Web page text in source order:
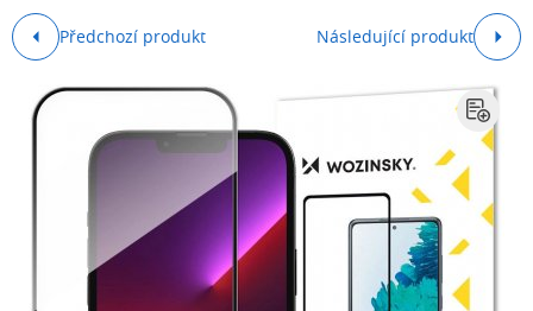
Předchozí produkt Následující produkt